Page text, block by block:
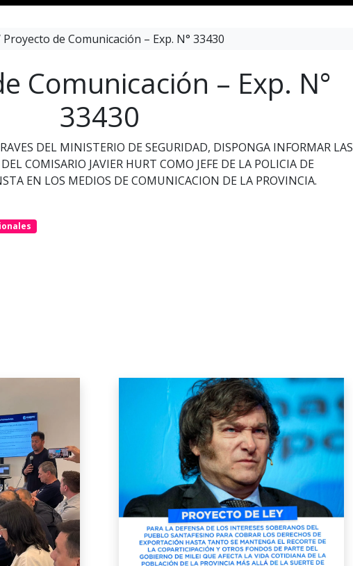
Proyecto de Comunicación – Exp. N° 33430
Comunicación – Exp. N°
33430
DEL MINISTERIO DE SEGURIDAD, DISPONGA INFORMAR LAS
COMISARIO JAVIER HURT COMO JEFE DE LA POLICIA DE
EN LOS MEDIOS DE COMUNICACION DE LA PROVINCIA.